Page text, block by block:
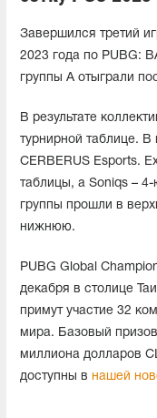
Завершился третий
2023 года по PUBG:
группы A отыграли
В результате
турнирной таблице.
CERBERUS Esports.
таблицы, а Soniqs –
группы прошли в
нижнюю.
PUBG Global
декабря в столице
примут участие 32
мира. Базовый
миллиона долларов
доступны в нашей